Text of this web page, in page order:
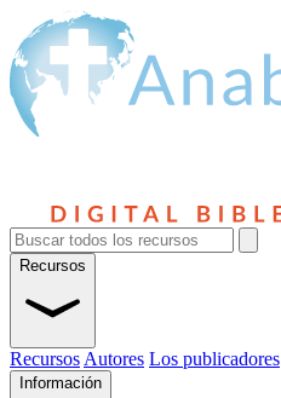
Recursos
Recursos Autores Los publicadores
Información